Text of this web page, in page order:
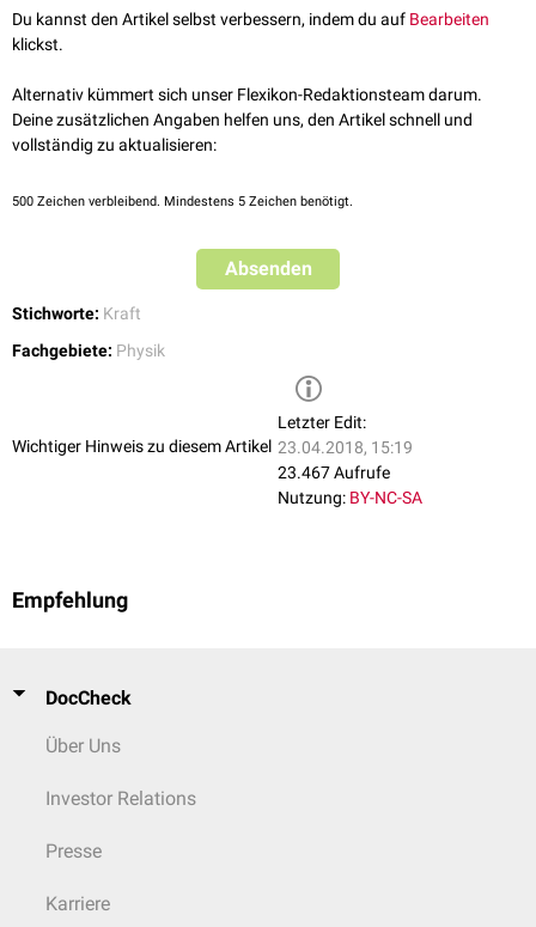
Anhaften des Fluids an den Oberflächen des Körpers entstehen.
v ρ η. Der Strömungswiderstand inturbulentenStrömungen lässt sich
nur experimentell oder per Simulation ermitteln.
Strömungswiderstand in den
Atemwegen wird Resistance genannt.
Du kannst den Artikel selbst verbessern, indem du auf Bearbeiten
klickst.
Alternativ kümmert sich unser Flexikon-Redaktionsteam darum.
Deine zusätzlichen Angaben helfen uns, den Artikel schnell und
vollständig zu aktualisieren:
500 Zeichen verbleibend. Mindestens 5 Zeichen benötigt.
Absenden
Stichworte: Kraft
Fachgebiete: Physik
Wichtiger Hinweis zu diesem Artikel
Letzter Edit:
23.04.2018, 15:19
23.467 Aufrufe
Nutzung: BY-NC-SA
Empfehlung
DocCheck
Über Uns
Investor Relations
Presse
Karriere